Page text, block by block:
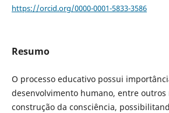
https://orcid.org/0000-0001-5833-3586
Resumo
O processo educativo possui
desenvolvimento humano, entre outros
construção da consciência,